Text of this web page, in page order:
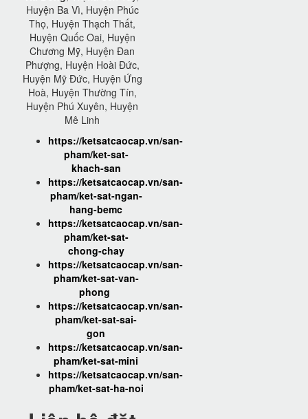
Huyện Ba Vì, Huyện Phúc
Thọ, Huyện Thạch Thất,
Huyện Quốc Oai, Huyện
Chương Mỹ, Huyện Đan
Phượng, Huyện Hoài Đức,
Huyện Mỹ Đức, Huyện Ứng
Hoà, Huyện Thường Tín,
Huyện Phú Xuyên, Huyện
Mê Linh
https://ketsatcaocap.vn/san-
pham/ket-sat-
khach-san
https://ketsatcaocap.vn/san-
pham/ket-sat-ngan-
hang-bemc
https://ketsatcaocap.vn/san-
pham/ket-sat-
chong-chay
https://ketsatcaocap.vn/san-
pham/ket-sat-van-
phong
https://ketsatcaocap.vn/san-
pham/ket-sat-sai-
gon
https://ketsatcaocap.vn/san-
pham/ket-sat-mini
https://ketsatcaocap.vn/san-
pham/ket-sat-ha-noi